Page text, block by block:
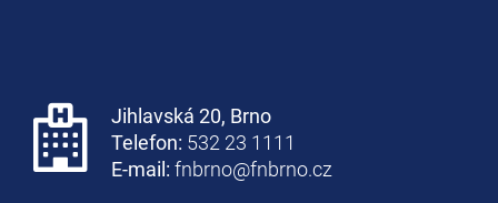
Jihlavská 20, Brno
Telefon: 532 23 1111
E-mail: fnbrno@fnbrno.cz